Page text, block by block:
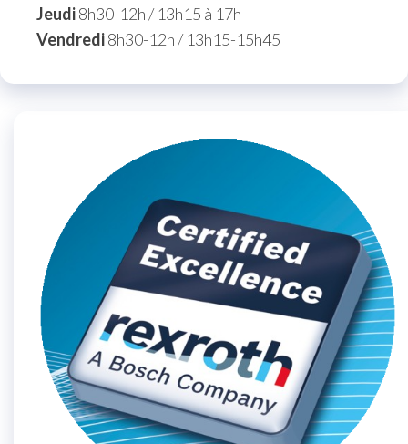
Jeudi8h30-12h / 13h15 à 17h
Vendredi8h30-12h / 13h15-15h45